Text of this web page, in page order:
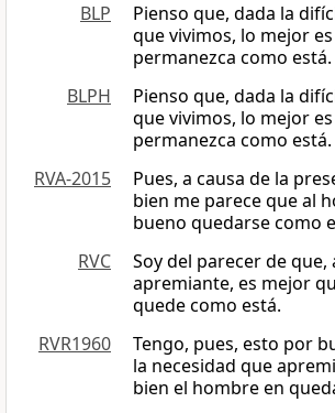
BLP
Pienso que, dada la
que vivimos, lo mejor
permanezca como está.
BLPH
Pienso que, dada la
que vivimos, lo mejor
permanezca como está.
RVA-2015
Pues, a causa de la
bien me parece que al
bueno quedarse como
RVC
Soy del parecer de
apremiante, es mejor
quede como está.
RVR1960
Tengo, pues, esto por
la necesidad que
bien el hombre en